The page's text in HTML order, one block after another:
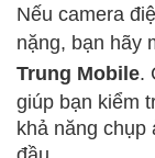
Nếu camera
nặng, bạn hãy
Trung Mobile.
giúp bạn kiểm
khả năng chụp